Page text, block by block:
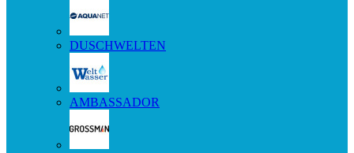
DUSCHWELTEN
AMBASSADOR